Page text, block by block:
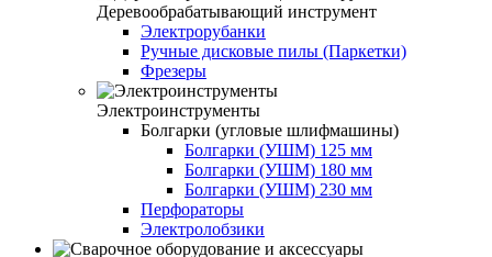
Деревообрабатывающий инструмент
Электрорубанки
Ручные дисковые пилы (Паркетки)
Фрезеры
Электроинструменты
Болгарки (угловые шлифмашины)
Болгарки (УШМ) 125 мм
Болгарки (УШМ) 180 мм
Болгарки (УШМ) 230 мм
Перфораторы
Электролобзики